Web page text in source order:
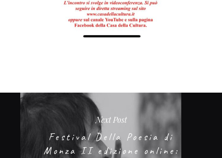
Next Post
Festival Della Poesia di
Monza II edizione online: